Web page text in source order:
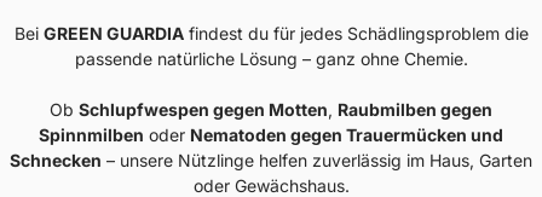
Bei GREEN GUARDIAfindest du für jedes Schädlingsproblem die
passende natürliche Lösung – ganz ohne Chemie.
Ob Schlupfwespen gegen Motten, Raubmilben gegen
Spinnmilben oder Nematoden gegen Trauermücken und
Schnecken – unsere Nützlinge helfen zuverlässig im Haus, Garten
oder Gewächshaus.